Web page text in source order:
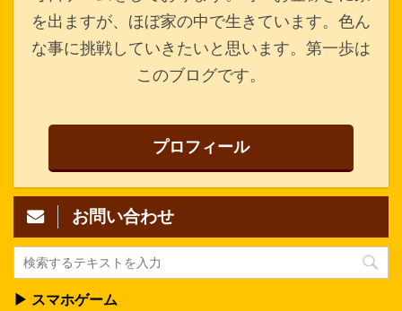
を出ますが、ほぼ家の中で生きています。色ん
な事に挑戦していきたいと思います。第一歩は
このブログです。
プロフィール
お問い合わせ
▶ スマホゲーム